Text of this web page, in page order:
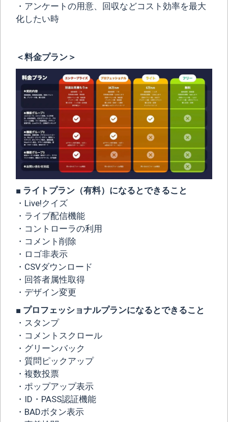
・アンケートの用意、回収などコスト効率を最大
化したい時
＜料金プラン＞
■ ライトプラン（有料）になるとできること
・Live!クイズ
・ライブ配信機能
・コントローラの利用
・コメント削除
・ロゴ非表示
・CSVダウンロード
・回答者属性取得
・デザイン変更
■ プロフェッショナルプランになるとできること
・スタンプ
・コメントスクロール
・グリーンバック
・質問ピックアップ
・複数投票
・ポップアップ表示
・ID・PASS認証機能
・BADボタン表示